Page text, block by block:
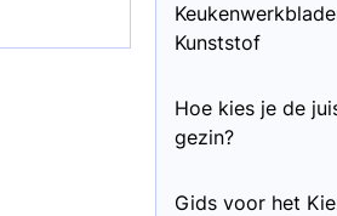
Kunststof
Hoe kies je de
gezin?
Gids voor het